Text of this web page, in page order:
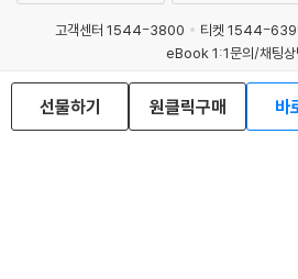
안팎을 들여다보는 작가의 깊은 눈과 아름
르는 칼날처럼 마음 깊숙이 파고드는 어떤
것이다.
선물하기 원클릭구매 바
고객센터 1544-3800 티켓 1544-
eBook 1:1문의/채팅상
예스이십사(주) 사업자
이용약관
개인정보처리방침